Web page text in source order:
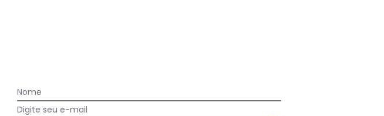
Nome
Digite seu e-mail